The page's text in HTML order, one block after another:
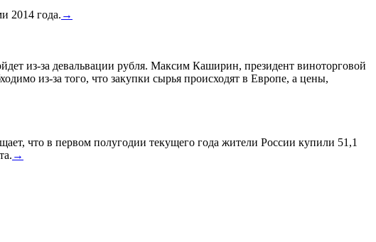
2014 года. →
из-за девальвации рубля. Максим Каширин, президент виноторговой
из-за того, что закупки сырья происходят в Европе, а цены,
что в первом полугодии текущего года жители России купили 51,1
→